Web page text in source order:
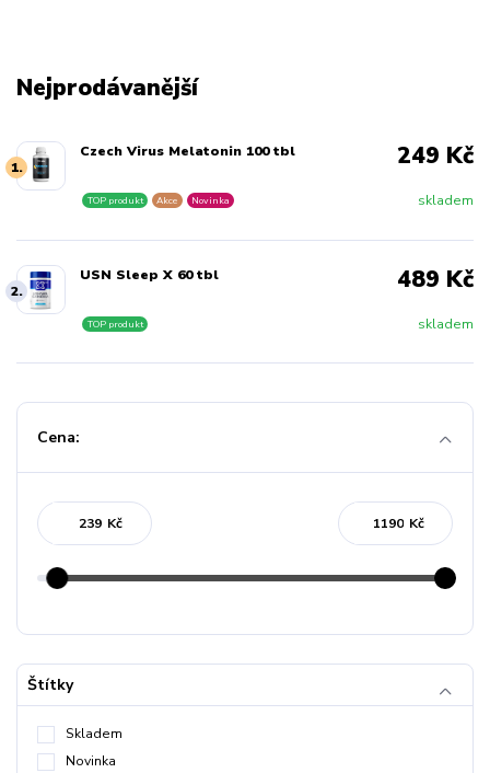
Nejprodávanější
1.
Czech Virus Melatonin 100 tbl
skladem
TOP produkt Akce Novinka
249 Kč
2.
USN Sleep X 60 tbl
skladem
TOP produkt
489 Kč
Cena:
Kč Kč
Štítky
Skladem
Novinka